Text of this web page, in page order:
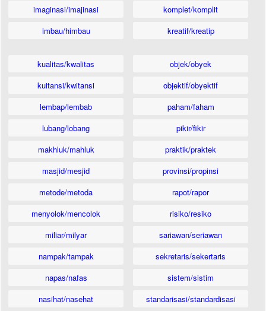
imaginasi/imajinasi
imbau/himbau
komplet/komplit
kreatif/kreatip
kualitas/kwalitas
kuitansi/kwitansi
lembap/lembab
lubang/lobang
makhluk/mahluk
masjid/mesjid
metode/metoda
menyolok/mencolok
miliar/milyar
nampak/tampak
napas/nafas
nasihat/nasehat
objek/obyek
objektif/obyektif
paham/faham
pikir/fikir
praktik/praktek
provinsi/propinsi
rapot/rapor
risiko/resiko
sariawan/seriawan
sekretaris/sekertaris
sistem/sistim
standarisasi/standardisasi